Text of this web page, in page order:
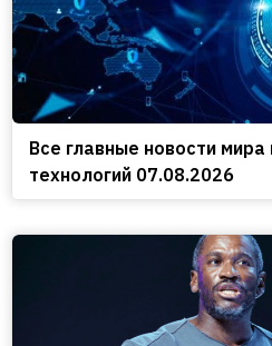
Все главные новости
технологий 07.08.2026